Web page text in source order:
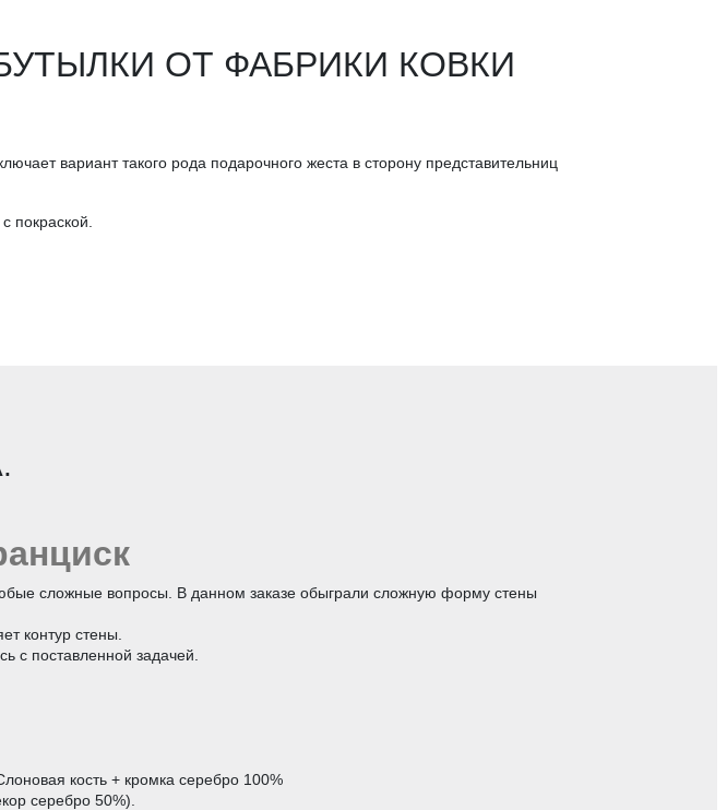
ОТ ФАБРИКИ КОВКИ
вариант такого рода подарочного жеста в сторону представительниц
покраской.
сложные вопросы. В данном заказе обыграли сложную форму стены
контур стены.
с поставленной задачей.
кость + кромка серебро 100%
серебро 50%).